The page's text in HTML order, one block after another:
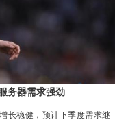
务器需求强劲
长稳健，预计下季度需求继